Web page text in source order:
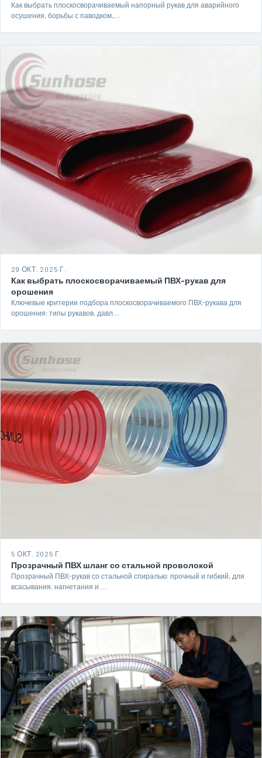
Как выбрать плоскосворачиваемый напорный рукав для аварийного
осушения, борьбы с паводком,…
29 ОКТ. 2025 Г.
Как выбрать плоскосворачиваемый ПВХ-рукав для
орошения
Ключевые критерии подбора плоскосворачиваемого ПВХ-рукава для
орошения: типы рукавов, давл…
5 ОКТ. 2025 Г.
Прозрачный ПВХ шланг со стальной проволокой
Прозрачный ПВХ-рукав со стальной спиралью: прочный и гибкий, для
всасывания, нагнетания и …